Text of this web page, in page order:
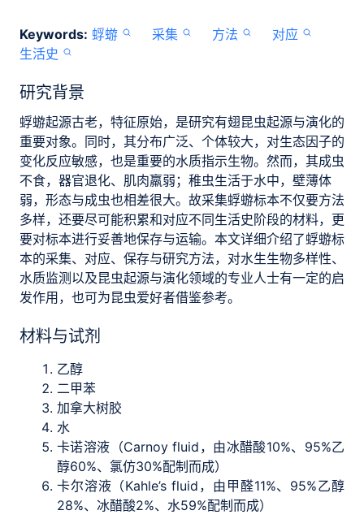
Keywords: 蜉蝣 采集 方法
对应
生活史
研究背景
蜉蝣起源古老，特征原始，是研究有翅昆虫起源与演化的
重要对象。同时，其分布广泛、个体较大，对生态因子的
变化反应敏感，也是重要的水质指示生物。然而，其成虫
不食，器官退化、肌肉羸弱；稚虫生活于水中，壁薄体
弱，形态与成虫也相差很大。故采集蜉蝣标本不仅要方法
多样，还要尽可能积累和对应不同生活史阶段的材料，更
要对标本进行妥善地保存与运输。本文详细介绍了蜉蝣标
本的采集、对应、保存与研究方法，对水生生物多样性、
水质监测以及昆虫起源与演化领域的专业人士有一定的启
发作用，也可为昆虫爱好者借鉴参考。
材料与试剂
乙醇
二甲苯
加拿大树胶
水
卡诺溶液（Carnoy fluid，由冰醋酸10%、95%乙
醇60%、氯仿30%配制而成）
卡尔溶液（Kahle’s fluid，由甲醛11%、95%乙醇
28%、冰醋酸2%、水59%配制而成）